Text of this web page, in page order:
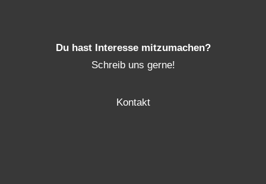
Du hast Interesse mitzumachen?
Schreib uns gerne!
Kontakt